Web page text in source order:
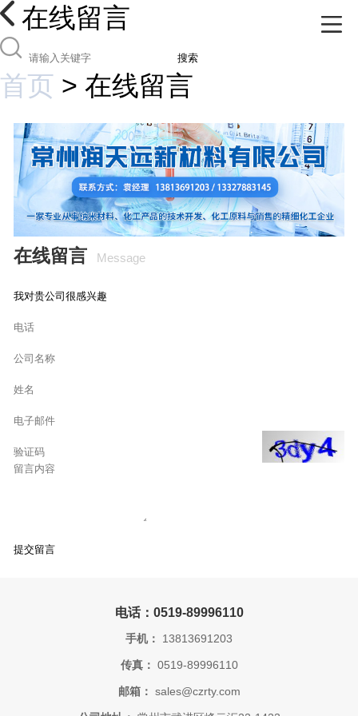
在线留言
搜索
首页 > 在线留言
在线留言 Message
电话：0519-89996110
手机： 13813691203
传真： 0519-89996110
邮箱： sales@czrty.com